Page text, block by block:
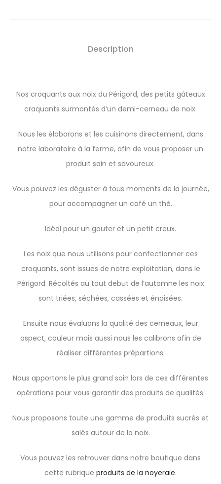
Description
Nos croquants aux noix du Périgord, des petits gâteaux
craquants surmontés d’un demi-cerneau de noix.
Nous les élaborons et les cuisinons directement, dans
notre laboratoire à la ferme, afin de vous proposer un
produit sain et savoureux.
Vous pouvez les déguster à tous moments de la journée,
pour accompagner un café un thé.
Idéal pour un gouter et un petit creux.
Les noix que nous utilisons pour confectionner ces
croquants, sont issues de notre exploitation, dans le
Périgord. Récoltés au tout debut de l’automne les noix
sont triées, séchées, cassées et énoisées.
Ensuite nous évaluons la qualité des cerneaux, leur
aspect, couleur mais aussi nous les calibrons afin de
réaliser différentes prépartions.
Nous apportons le plus grand soin lors de ces différentes
opérations pour vous garantir des produits de qualités.
Nous proposons toute une gamme de produits sucrés et
salés autour de la noix.
Vous pouvez les retrouver dans notre boutique dans
cette rubrique produits de la noyeraie.